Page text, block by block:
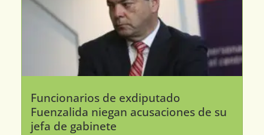
Funcionarios de exdiputado
Fuenzalida niegan acusaciones de su
jefa de gabinete